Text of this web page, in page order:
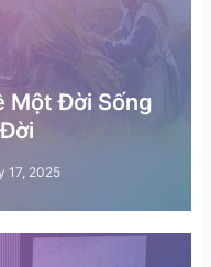
Một Đời Sống
17, 2025